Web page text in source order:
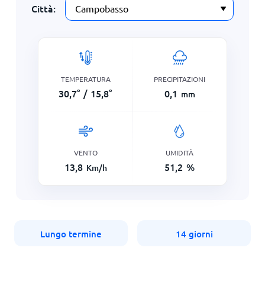
Città:
TEMPERATURA
30,7° / 15,8°
PRECIPITAZIONI
0,1 mm
VENTO
13,8 Km/h
UMIDITÀ
51,2 %
Lungo termine 14 giorni